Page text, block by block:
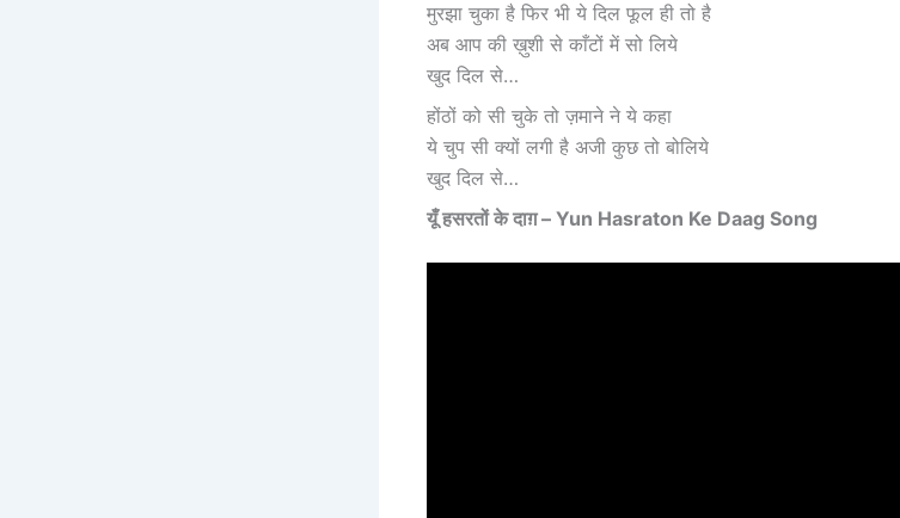
मुरझा चुका है फिर भी ये दिल फूल ही तो है
अब आप की ख़ुशी से काँटों में सो लिये
खुद दिल से…
होंठों को सी चुके तो ज़माने ने ये कहा
ये चुप सी क्यों लगी है अजी कुछ तो बोलिये
खुद दिल से…
यूँ हसरतों के दाग़ – Yun Hasraton Ke Daag Song